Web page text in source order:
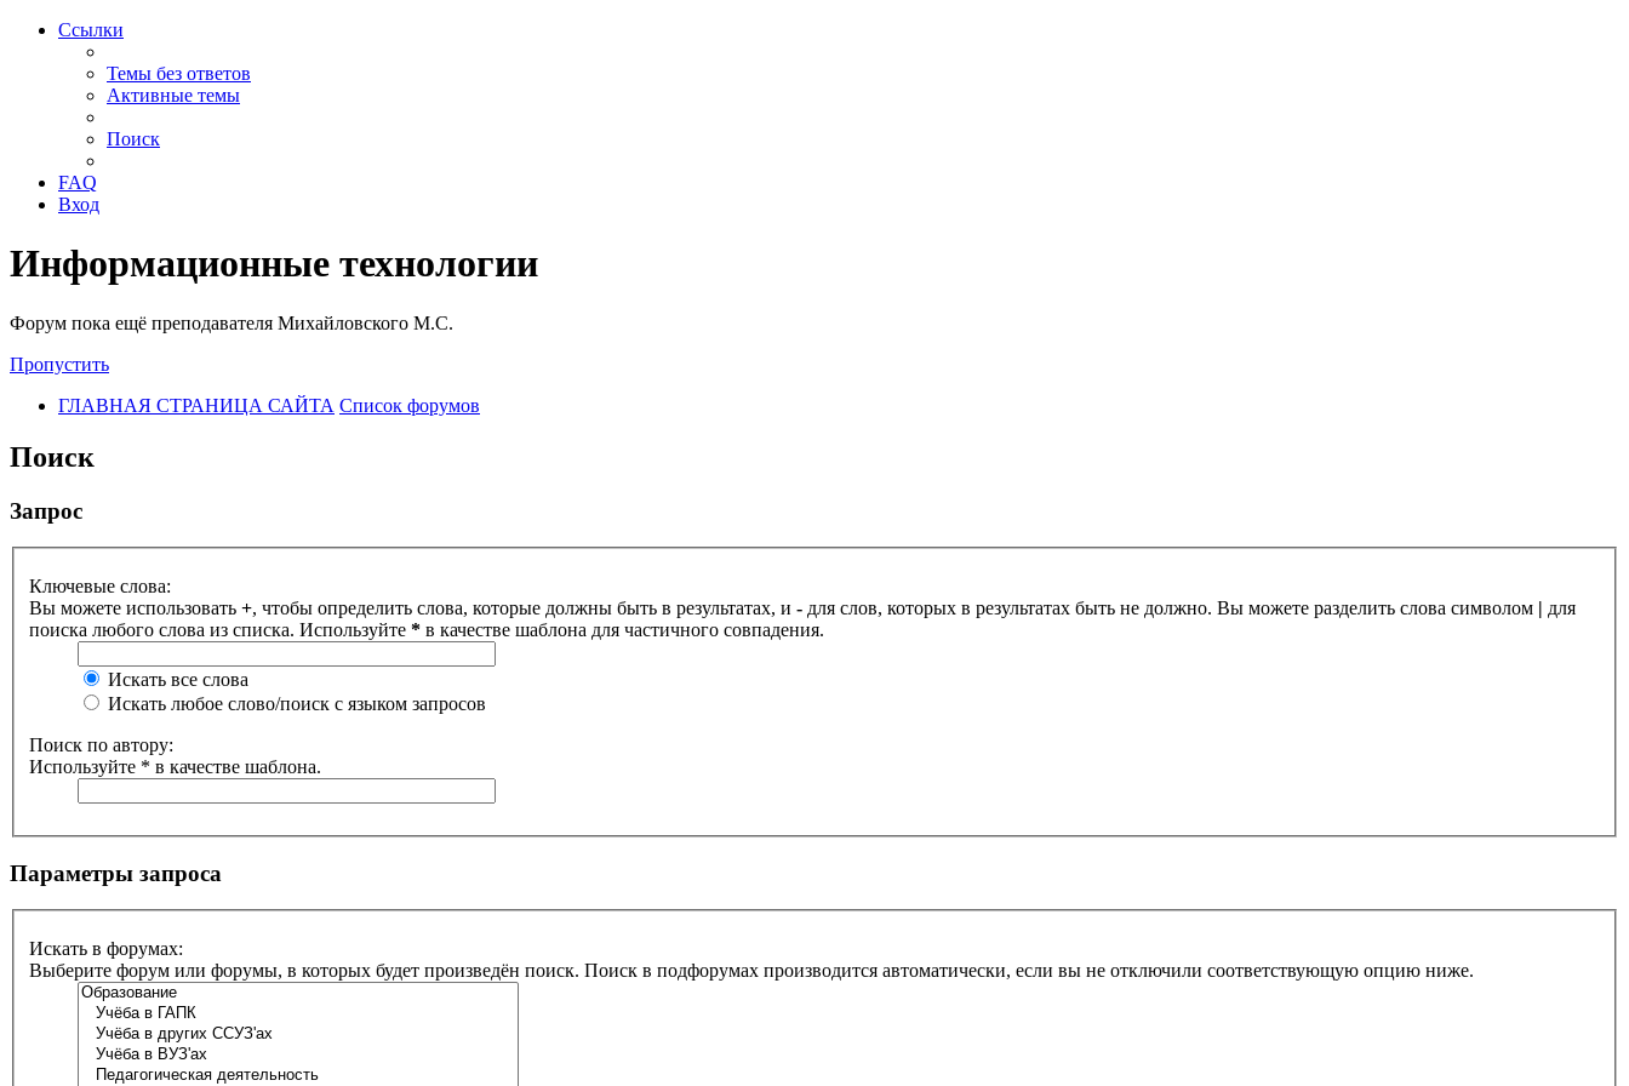
Ссылки
Темы без ответов
Активные темы
Поиск
FAQ
Вход
Информационные технологии
Форум пока ещё преподавателя Михайловского М.С.
Пропустить
ГЛАВНАЯ СТРАНИЦА САЙТА Список форумов
Поиск
Запрос
Ключевые слова:
Вы можете использовать +, чтобы определить слова, которые должны быть в результатах, и - для слов, которых в результатах быть не должно. Вы можете разделить слова символом | для
поиска любого слова из списка. Используйте * в качестве шаблона для частичного совпадения.
Искать все слова
Искать любое слово/поиск с языком запросов
Поиск по автору:
Используйте * в качестве шаблона.
Параметры запроса
Искать в форумах:
Выберите форум или форумы, в которых будет произведён поиск. Поиск в подфорумах производится автоматически, если вы не отключили соответствующую опцию ниже.